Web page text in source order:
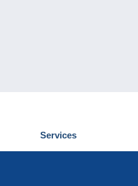
Services
Découvrir Delcampe